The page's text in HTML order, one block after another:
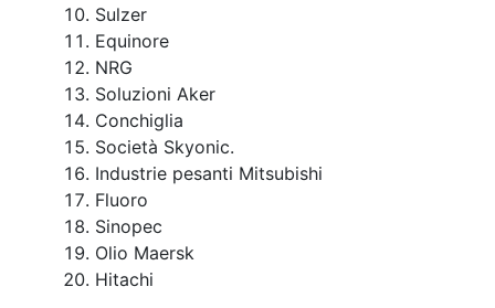
Sulzer
Equinore
NRG
Soluzioni Aker
Conchiglia
Società Skyonic.
Industrie pesanti Mitsubishi
Fluoro
Sinopec
Olio Maersk
Hitachi